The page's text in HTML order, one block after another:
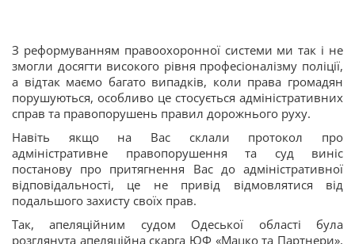
З реформуванням правоохоронної системи ми так і не
змогли досягти високого рівня професіоналізму поліції,
а відтак маємо багато випадків, коли права громадян
порушуються, особливо це стосується адміністративних
справ та правопорушень правил дорожнього руху.
Навіть якщо на Вас склали протокол про
адміністративне правопорушення та суд виніс
постанову про притягнення Вас до адміністративної
відповідальності, це не привід відмовлятися від
подальшого захисту своїх прав.
Так, апеляційним судом Одеської області була
розглянута апеляційна скарга ЮФ «Мацко та Партнери»,